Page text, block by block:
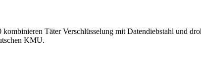
Täter Verschlüsselung mit Datendiebstahl und
KMU.